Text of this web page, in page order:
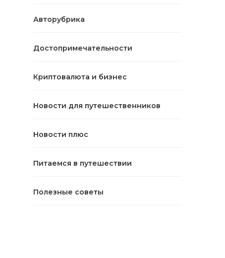
Авторубрика
Достопримечательности
Криптовалюта и бизнес
Новости для путешественников
Новости плюс
Питаемся в путешествии
Полезные советы